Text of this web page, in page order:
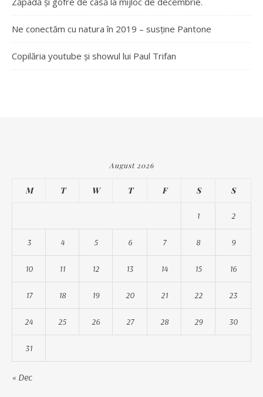
Ne conectăm cu natura în 2019 – susține Pantone
Copilăria youtube și showul lui Paul Trifan
August 2026
M T W T F S S
1 2
3 4 5 6 7 8 9
10 11 12 13 14 15 16
17 18 19 20 21 22 23
24 25 26 27 28 29 30
31
« Dec